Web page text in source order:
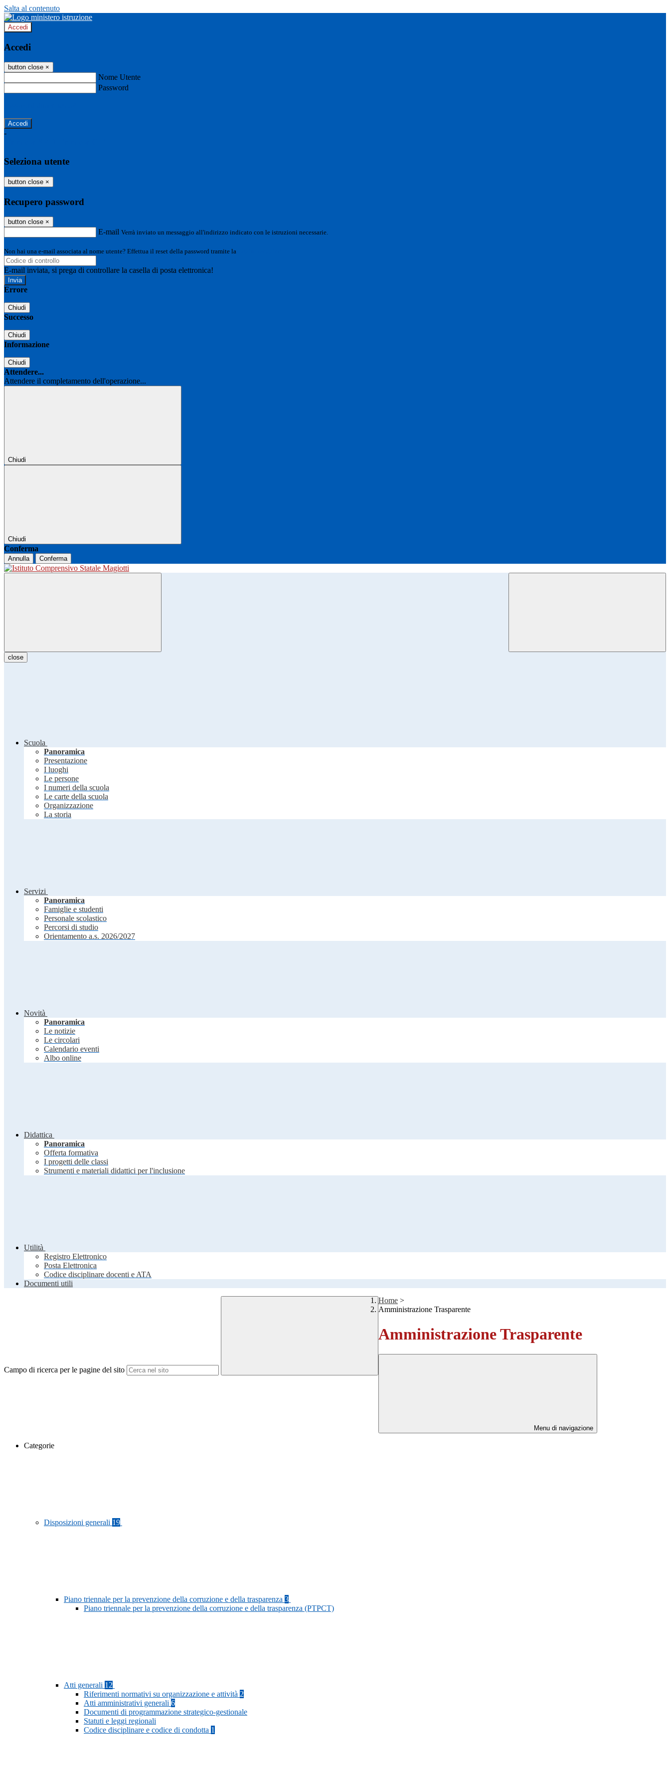
Salta al contenuto
Accedi
Accedi
button close ×
Nome Utente
Password
-
Seleziona utente
button close ×
Recupero password
button close ×
E-mail Verrà inviato un messaggio all'indirizzo indicato con le istruzioni necessarie.
Non hai una e-mail associata al nome utente? Effettua il reset della password tramite la
E-mail inviata, si prega di controllare la casella di posta elettronica!
Errore
Chiudi
Successo
Chiudi
Informazione
Chiudi
Attendere...
Attendere il completamento dell'operazione...
Chiudi
Chiudi
Conferma
Annulla Conferma
close
Scuola
Panoramica
Presentazione
I luoghi
Le persone
I numeri della scuola
Le carte della scuola
Organizzazione
La storia
Servizi
Panoramica
Famiglie e studenti
Personale scolastico
Percorsi di studio
Orientamento a.s. 2026/2027
Novità
Panoramica
Le notizie
Le circolari
Calendario eventi
Albo online
Didattica
Panoramica
Offerta formativa
I progetti delle classi
Strumenti e materiali didattici per l'inclusione
Utilità
Registro Elettronico
Posta Elettronica
Codice disciplinare docenti e ATA
Documenti utili
Campo di ricerca per le pagine del sito
Home >
Amministrazione Trasparente
Amministrazione Trasparente
Menu di navigazione
Categorie
Disposizioni generali 19
Piano triennale per la prevenzione della corruzione e della trasparenza 3
Piano triennale per la prevenzione della corruzione e della trasparenza (PTPCT)
Atti generali 12
Riferimenti normativi su organizzazione e attività 2
Atti amministrativi generali 6
Documenti di programmazione strategico-gestionale
Statuti e leggi regionali
Codice disciplinare e codice di condotta 1